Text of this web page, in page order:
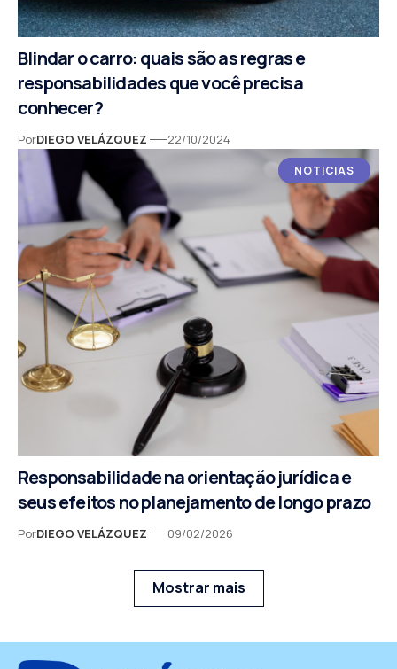
Blindar o carro: quais são as regras e
responsabilidades que você precisa
conhecer?
PorDIEGO VELÁZQUEZ 22/10/2024
NOTICIAS
Responsabilidade na orientação jurídica e
seus efeitos no planejamento de longo prazo
PorDIEGO VELÁZQUEZ 09/02/2026
Mostrar mais